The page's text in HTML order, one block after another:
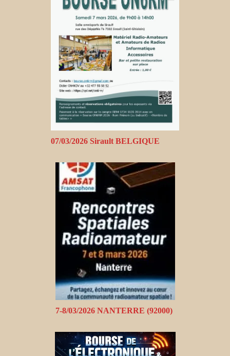
07/03/2026 Sirault BELGIQUE
7-8/03/2026 NANTERRE (92000)